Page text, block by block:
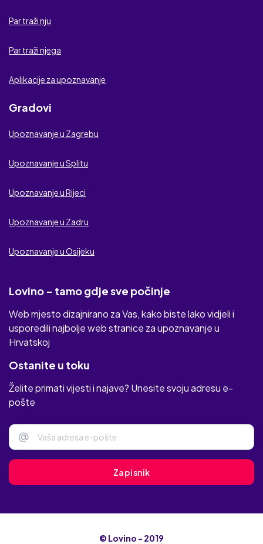
Par traži nju
Par traži njega
Aplikacije za upoznavanje
Gradovi
Upoznavanje u Zagrebu
Upoznavanje u Splitu
Upoznavanje u Rijeci
Upoznavanje u Zadru
Upoznavanje u Osijeku
Lovino - tamo gdje sve počinje
Web mjesto dizajnirano za Vas, kako biste lako vidjeli i
usporedili najbolje web stranice za upoznavanje u
Hrvatskoj
Ostanite u toku
Želite primati vijesti i najave? Unesite svoju adresu e-
pošte
@
Zapisnik
© Lovino - 2019